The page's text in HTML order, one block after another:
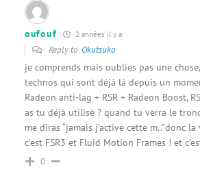
oufouf 2 années il y a
Reply to Okutsuko
je comprends mais oublies pas une
technos qui sont déjà là depuis un
Radeon anti-lag + RSR + Radeon Boost,
as tu déjà utilisé ? quand tu verra le
me diras “jamais j’active cette m..”donc
c’est FSR3 et Fluid Motion Frames ! et
0